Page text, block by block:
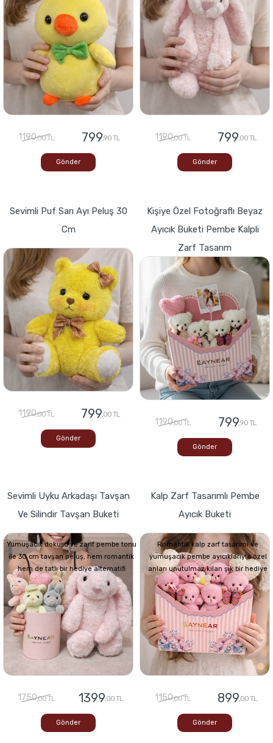
1190,00 TL 799,90 TL
Gönder
1190,00 TL 799,00 TL
Gönder
Sevimli Puf Sarı Ayı Peluş 30
Cm
1190,00 TL 799,00 TL
Gönder
Kişiye Özel Fotoğraflı Beyaz
Ayıcık Buketi Pembe Kalpli
Zarf Tasarım
1190,00 TL 799,90 TL
Gönder
Sevimli Uyku Arkadaşı Tavşan
Ve Silindir Tavşan Buketi
Yumuşacık dokusu ve zarif pembe tonu
ile 30 cm tavşan peluş, hem romantik
hem de tatlı bir hediye alternatifi
1750,00 TL 1399,00 TL
Gönder
Kalp Zarf Tasarımlı Pembe
Ayıcık Buketi
Romantik kalp zarf tasarımı ve
yumuşacık pembe ayıcıklarıyla özel
anları unutulmaz kılan şık bir hediye
1150,00 TL 899,00 TL
Gönder